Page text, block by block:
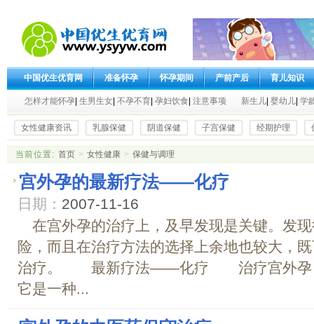
中国优生优育网 准备怀孕 怀孕期间 产前产后 育儿知识
怎样才能怀孕 生男生女 不孕不育 孕妇饮食 注意事项 新生儿 婴幼儿 学
女性健康资讯 乳腺保健 阴道保健 子宫保健 经期护理
当前位置: 首页 > 女性健康 > 保健与调理
宫外孕的最新疗法——化疗
日期： 2007-11-16
在宫外孕的治疗上，及早发现是关键。发
险，而且在治疗方法的选择上余地也较大，
治疗。 最新疗法——化疗 治疗宫外孕，
它是一种...